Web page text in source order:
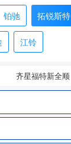
铂驰 拓锐斯特
江铃
齐星福特新全顺